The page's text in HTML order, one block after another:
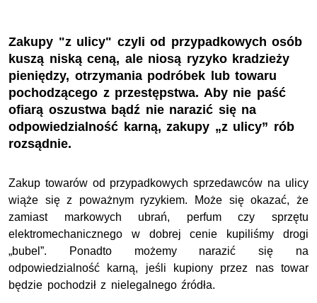
Zakupy "z ulicy" czyli od przypadkowych osób
kuszą niską ceną, ale niosą ryzyko kradzieży
pieniędzy, otrzymania podróbek lub towaru
pochodzącego z przestępstwa. Aby nie paść
ofiarą oszustwa bądź nie narazić się na
odpowiedzialność karną, zakupy „z ulicy” rób
rozsądnie.
Zakup towarów od przypadkowych sprzedawców na ulicy
wiąże się z poważnym ryzykiem. Może się okazać, że
zamiast markowych ubrań, perfum czy sprzętu
elektromechanicznego w dobrej cenie kupiliśmy drogi
„bubel”. Ponadto możemy narazić się na
odpowiedzialność karną, jeśli kupiony przez nas towar
będzie pochodził z nielegalnego źródła.